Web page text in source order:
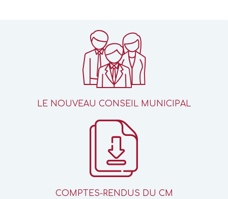
LE NOUVEAU CONSEIL MUNICIPAL
COMPTES-RENDUS DU CM